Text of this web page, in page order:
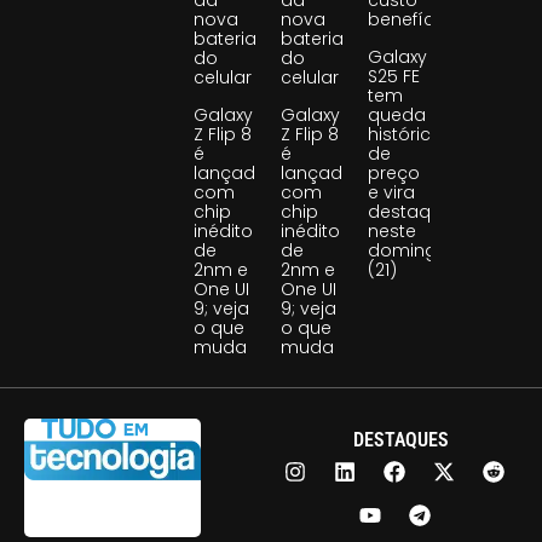
nova
bateria
do
celular
Galaxy
Z Flip 8
é
lançado
com
chip
inédito
de
2nm e
One UI
9; veja
o que
muda
nova
bateria
do
celular
Galaxy
Z Flip 8
é
lançado
com
chip
inédito
de
2nm e
One UI
9; veja
o que
muda
benefício
Galaxy
S25 FE
tem
queda
histórica
de
preço
e vira
destaque
neste
domingo
(21)
DESTAQUES